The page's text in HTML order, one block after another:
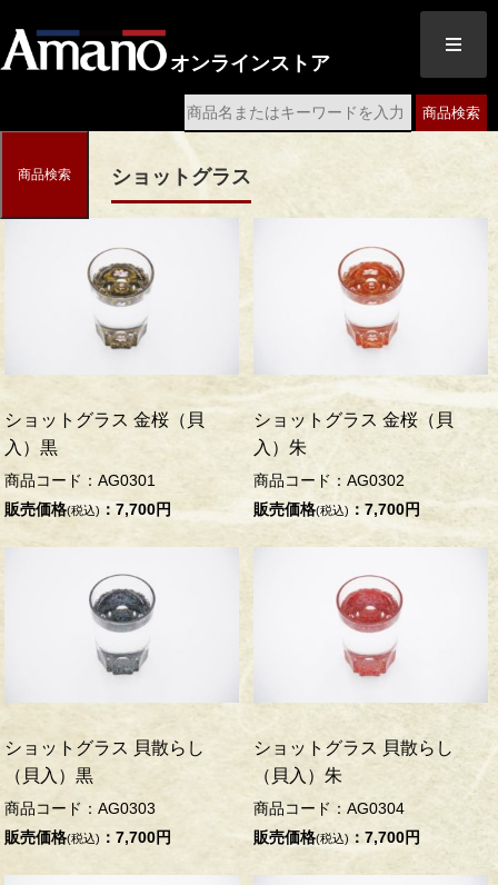
商品検索
オンラインストア
商品検索 ショットグラス
ショットグラス 金桜（貝
入）黒
商品コード：AG0301
販売価格(税込) ：7,700円
ショットグラス 金桜（貝
入）朱
商品コード：AG0302
販売価格(税込) ：7,700円
ショットグラス 貝散らし
（貝入）黒
商品コード：AG0303
販売価格(税込) ：7,700円
ショットグラス 貝散らし
（貝入）朱
商品コード：AG0304
販売価格(税込) ：7,700円